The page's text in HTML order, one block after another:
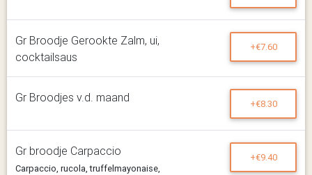
Gr Broodje Gerookte Zalm, ui,
cocktailsaus
+€7.60
Gr Broodjes v.d. maand +€8.30
Gr broodje Carpaccio
Carpaccio, rucola, truffelmayonaise,
+€9.40